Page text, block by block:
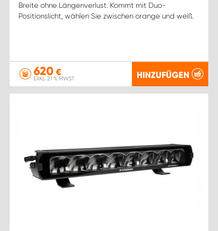
Breite ohne Längenverlust. Kommt mit Duo-
Positionslicht, wählen Sie zwischen orange und weiß.
620 €
EXKL. 21 % MWST. HINZUFÜGEN